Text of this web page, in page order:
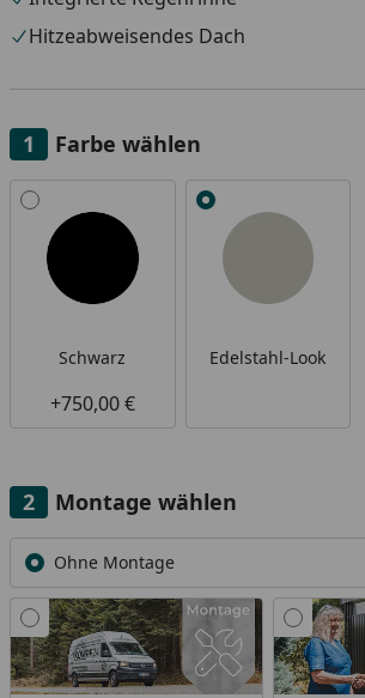
Hitzeabweisendes Dach
Farbe wählen
Alle anzeigen (2)
Schwarz
+750,00 €
Edelstahl-Look
Montage wählen
Ohne Montage